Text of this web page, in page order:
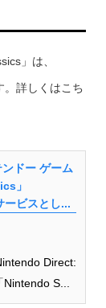
」は、
。詳しくはこち
ドー ゲーム
」
ビスとし...
Direct:
S...